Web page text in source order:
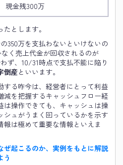
現金残300万
とします。
350万を支払わないといけないの
く売上代金が回収されるのが
ず、10/31時点で支払不能に陥り
倒産 といいます。
る昨今は、経営者にとって利益
減を把握するキャッシュフロー経
は操作できても、キャッシュは操
ュがうまく回っているかを示す
報は極めて重要な情報といえま
ぜ起こるのか、実例をもとに解説
う